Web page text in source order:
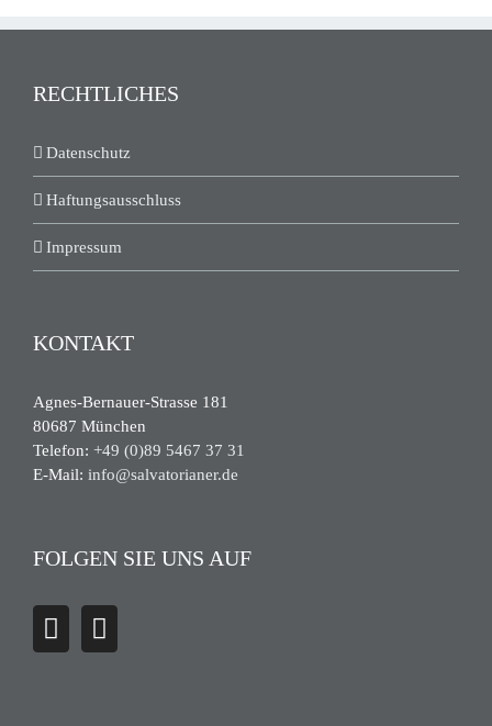
RECHTLICHES
Datenschutz
Haftungsausschluss
Impressum
KONTAKT
Agnes-Bernauer-Strasse 181
80687 München
Telefon: +49 (0)89 5467 37 31
E-Mail: info@salvatorianer.de
FOLGEN SIE UNS AUF